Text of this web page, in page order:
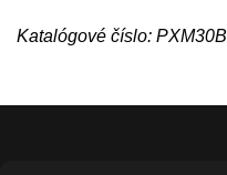
Katalógové číslo: PXM30B